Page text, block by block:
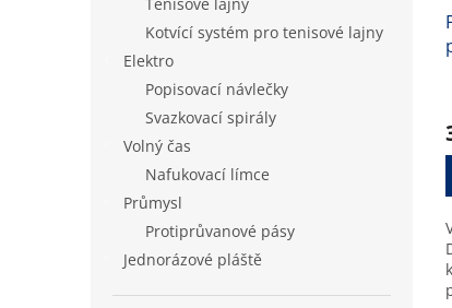
Kotvící systém pro tenisové lajny
Elektro
Popisovací návlečky
Svazkovací spirály
Volný čas
Nafukovací límce
Průmysl
Protiprůvanové pásy
Jednorázové pláště